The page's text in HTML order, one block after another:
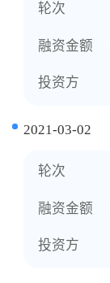
轮次
融资金额
投资方
2021-03-02
轮次
融资金额
投资方